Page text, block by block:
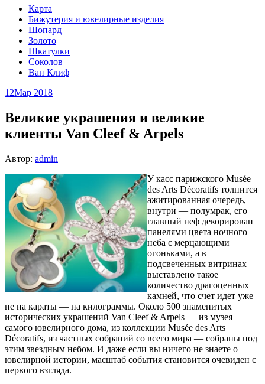
Карта
Бижутерия и ювелирные изделия
Шопард
Золото
Шкатулки
Соколов
Ван Клиф
12Мар 2018
Великие украшения и великие
клиенты Van Cleef & Arpels
Автор: admin
У касс парижского Musée
des Arts Décoratifs толпится
ажитированная очередь,
внутри — полумрак, его
главный неф декорирован
панелями цвета ночного
неба с мерцающими
огоньками, а в
подсвеченных витринах
выставлено такое
количество драгоценных
камней, что счет идет уже
не на караты — на килограммы. Около 500 знаменитых
исторических украшений Van Cleef & Arpels — из музея
самого ювелирного дома, из коллекции Musée des Arts
Décoratifs, из частных собраний со всего мира — собраны под
этим звездным небом. И даже если вы ничего не знаете о
ювелирной истории, масштаб события становится очевиден с
первого взгляда.